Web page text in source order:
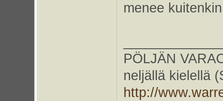
menee
PÖLJÄN
neljällä kielellä
http://